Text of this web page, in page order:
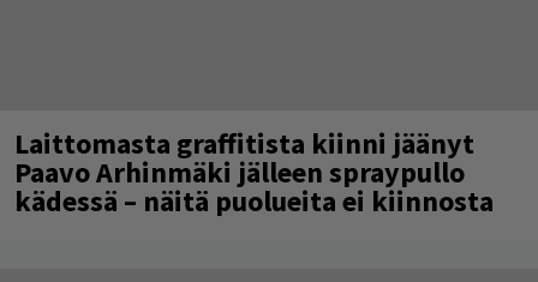
Laittomasta graffitista kiinni jäänyt
Paavo Arhinmäki jälleen spraypullo
kädessä – näitä puolueita ei kiinnosta